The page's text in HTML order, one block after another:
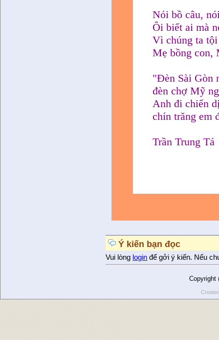
Nói bồ câu,
Ôi biết ai mà
Vì chúng ta
Mẹ bồng con,
"Đèn Sài Gòn
đèn chợ Mỹ
Anh đi chiến
chín trăng em
Trần Trung Tá
Ý kiến bạn đọc
Vui lòng login để gởi ý kiến. Nếu
Copyright